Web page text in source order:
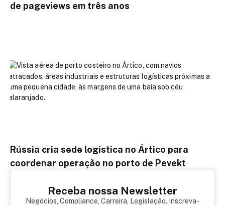
de pageviews em três anos
Rússia cria sede logística no Ártico para
coordenar operação no porto de Pevekt
Receba nossa Newsletter
Negócios, Compliance, Carreira, Legislação. Inscreva-